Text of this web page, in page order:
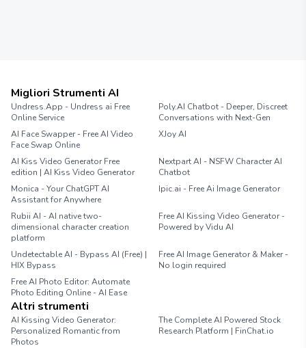
Migliori Strumenti AI
Undress.App - Undress ai Free
Online Service
Poly.AI Chatbot - Deeper, Discreet
Conversations with Next-Gen
AI Face Swapper - Free AI Video
Face Swap Online
XJoy AI
AI Kiss Video Generator Free
edition | AI Kiss Video Generator
Nextpart AI - NSFW Character AI
Chatbot
Monica - Your ChatGPT AI
Assistant for Anywhere
Ipic.ai - Free Ai Image Generator
Rubii AI - AI native two-
dimensional character creation
platform
Free AI Kissing Video Generator -
Powered by Vidu AI
Undetectable AI - Bypass AI (Free) |
HIX Bypass
Free AI Image Generator & Maker -
No login required
Free AI Photo Editor: Automate
Photo Editing Online - AI Ease
Altri strumenti
AI Kissing Video Generator:
Personalized Romantic from
Photos
The Complete AI Powered Stock
Research Platform | FinChat.io